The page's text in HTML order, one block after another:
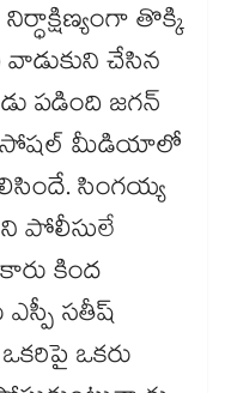
తొక్కి
చేసిన
పడింది జగన్
సోషల్ మీడియాలో
సింగయ్య
పోలీసులే
కింద
ఎస్పీ సతీష్
ఒకరు